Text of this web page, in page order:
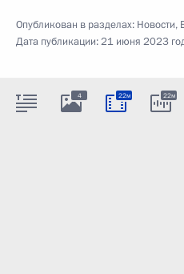
Опубликован в разделах: Новости,
Дата публикации:21 июня 2023
4 22м 22м